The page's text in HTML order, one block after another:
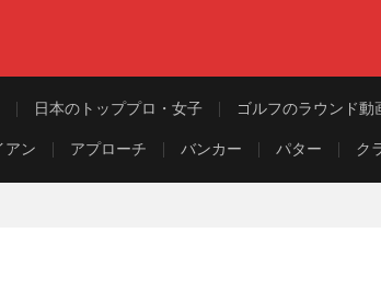
日本のトッププロ・女子 ゴルフのラウンド動
アン アプローチ バンカー パター ク